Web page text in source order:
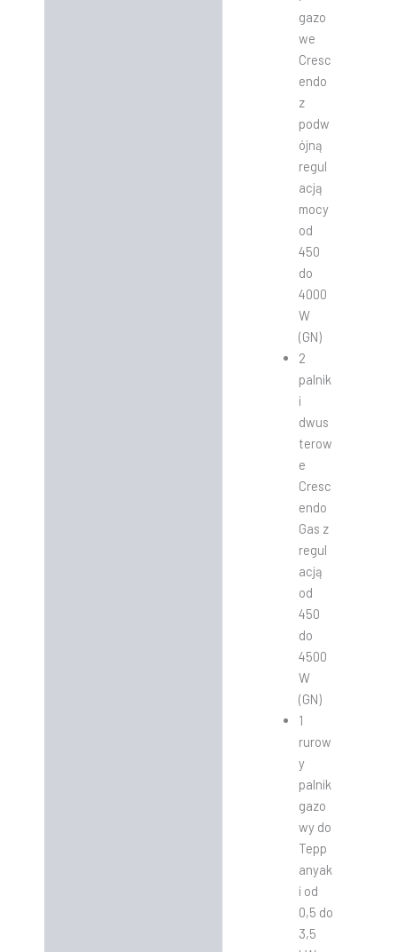
gazo
we
Cresc
endo
z
podw
ójną
regul
acją
mocy
od
450
do
4000
W
(GN)
2
palnik
i
dwus
terow
e
Cresc
endo
Gas z
regul
acją
od
450
do
4500
W
(GN)
1
rurow
y
palnik
gazo
wy do
Tepp
anyak
i od
0,5 do
3,5